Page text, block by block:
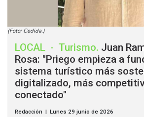
(Foto: Cedida.)
LOCAL - Turismo. Juan
Rosa: "Priego empieza a
sistema turístico más
digitalizado, más
conectado"
Redacción | Lunes 29 junio de 2026